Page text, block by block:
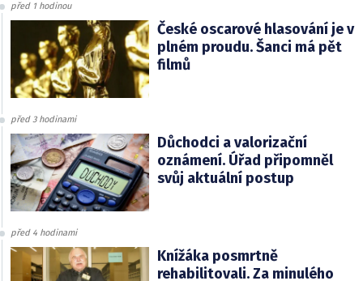
před 1 hodinou
České oscarové hlasování je v
plném proudu. Šanci má pět
filmů
před 3 hodinami
Důchodci a valorizační
oznámení. Úřad připomněl
svůj aktuální postup
před 4 hodinami
Knížáka posmrtně
rehabilitovali. Za minulého